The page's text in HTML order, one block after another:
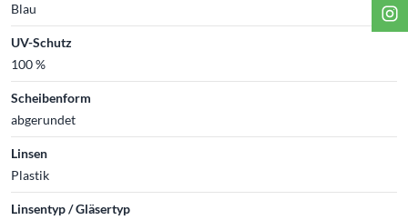
Blau
UV-Schutz
100 %
Scheibenform
abgerundet
Linsen
Plastik
Linsentyp / Gläsertyp